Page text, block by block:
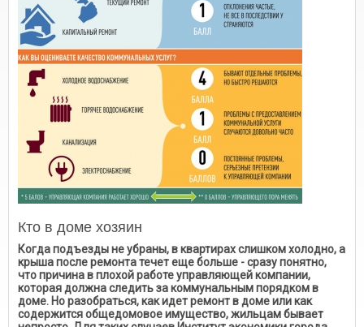
Кто в доме хозяин
Когда подъезды не убраны, в квартирах слишком холодно, а
крыша после ремонта течет еще больше - сразу понятно,
что причина в плохой работе управляющей компании,
которая должна следить за коммунальным порядком в
доме. Но разобраться, как идет ремонт в доме или как
содержится общедомовое имущество, жильцам бывает